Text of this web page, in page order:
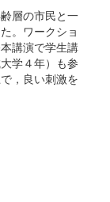
層の市民と一
。ワークショ
講演で学生講
学４年）も参
，良い刺激を